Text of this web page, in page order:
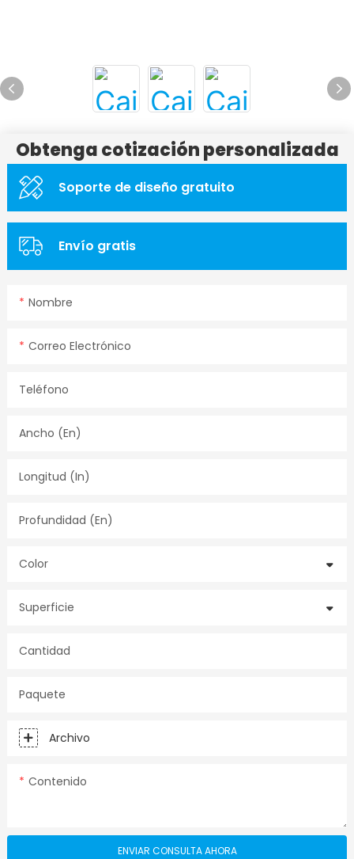
Obtenga cotización personalizada
Soporte de diseño gratuito
Envío gratis
Nombre
Correo Electrónico
Teléfono
Ancho (en)
Longitud (in)
Profundidad (en)
Color
Superficie
Cantidad
Paquete
Archivo
Contenido
ENVIAR CONSULTA AHORA